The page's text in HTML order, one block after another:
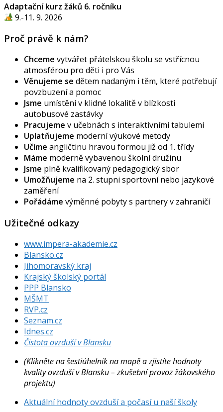
Adaptační kurz žáků 6. ročníku
9.-11. 9. 2026
Proč právě k nám?
Chceme vytvářet přátelskou školu se vstřícnou
atmosférou pro děti i pro Vás
Věnujeme se dětem nadaným i těm, které potřebují
povzbuzení a pomoc
Jsme umístěni v klidné lokalitě v blízkosti
autobusové zastávky
Pracujeme v učebnách s interaktivními tabulemi
Uplatňujeme moderní výukové metody
Učíme angličtinu hravou formou již od 1. třídy
Máme moderně vybavenou školní družinu
Jsme plně kvalifikovaný pedagogický sbor
Umožňujeme na 2. stupni sportovní nebo jazykové
zaměření
Pořádáme výměnné pobyty s partnery v zahraničí
Užitečné odkazy
www.impera-akademie.cz
Blansko.cz
Jihomoravský kraj
Krajský školský portál
PPP Blansko
MŠMT
RVP.cz
Seznam.cz
Idnes.cz
Čistota ovzduší v Blansku
(Klikněte na šestiúhelník na mapě a zjistíte hodnoty
kvality ovzduší v Blansku – zkušební provoz žákovského
projektu)
Aktuální hodnoty ovzduší a počasí u naší školy